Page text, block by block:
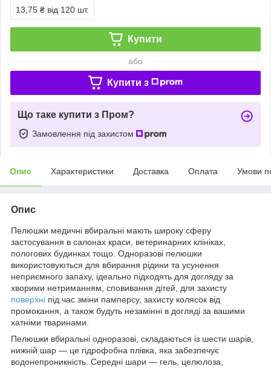
13,75 ₴ від 120 шт.
Купити
або
Купити з
Що таке купити з Пром?
Замовлення під захистом
Опис Характеристики Доставка Оплата Умови
Опис
Пелюшки медичні вбиральні мають широку сферу
застосування в салонах краси, ветеринарних клініках,
пологових будинках тощо. Одноразові пелюшки
використовуються для вбирання рідини та усунення
неприємного запаху, ідеально підходять для догляду за
хворими нетриманням, сповивання дітей, для захисту
поверхні під час зміни памперсу, захисту колясок від
промокання, а також будуть незамінні в догляді за вашими
хатніми тваринами.
Пелюшки вбиральні одноразові, складаються із шести шарів,
нижній шар — це гідрофобна плівка, яка забезпечує
водонепроникність. Середні шари — гель, целюлоза,